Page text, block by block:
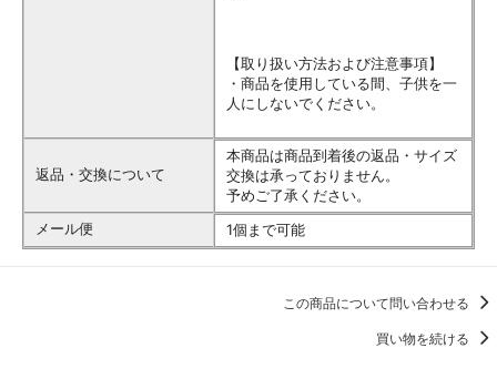
【取り扱い方法および注意事項】
・商品を使用している間、子供を一
人にしないでください。
返品・交換について
本商品は商品到着後の返品・サイズ
交換は承っておりません。
予めご了承ください。
メール便
1個まで可能
この商品について問い合わせる
買い物を続ける